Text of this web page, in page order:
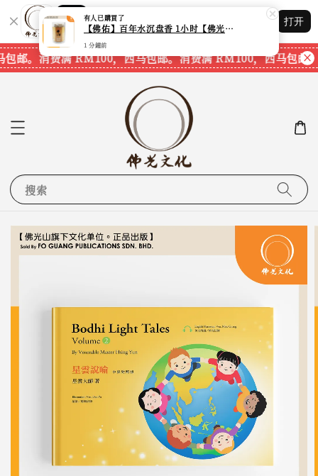
Shopping: 追踪您的订单
您信赖的商店
打开
邮。 消费满 RM100，西马包邮。消费满 RM100，西马包邮。
搜索
有人已購買了
【佛佑】百年水沉盘香 1小时【佛光文化】【现货速发】
1 分鐘前